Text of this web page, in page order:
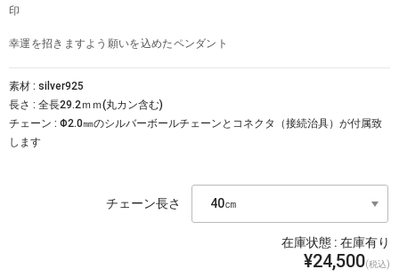
印
幸運を招きますよう願いを込めたペンダント
素材 : silver925
長さ : 全長29.2ｍｍ(丸カン含む)
チェーン : Φ2.0㎜のシルバーボールチェーンとコネクタ（接続治具）が付属致
します
チェーン長さ
在庫状態 : 在庫有り
¥24,500(税込)